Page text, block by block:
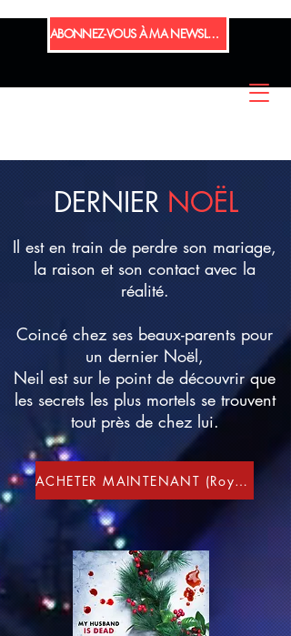
ABONNEZ-VOUS À MA NEWSLETTER
DERNIER NOËL
Il est en train de perdre son mariage,
la raison et son contact avec la
réalité.
Coincé chez ses beaux-parents pour
un dernier Noël,
Neil est sur le point de découvrir que
les secrets les plus mortels se trouvent
tout près de chez lui.
ACHETER MAINTENANT (Royaume-Uni/États-Unis/Australie/Canada)